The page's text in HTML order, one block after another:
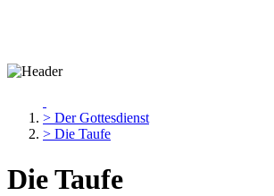
> Der Gottesdienst
> Die Taufe
Die Taufe